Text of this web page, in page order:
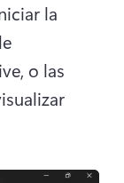
la
o las